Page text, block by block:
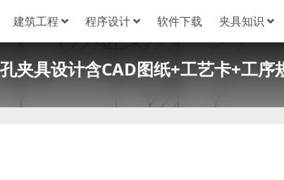
建筑工程 程序设计 软件下载 夹具知识
夹具设计含CAD图纸+工艺卡+工序